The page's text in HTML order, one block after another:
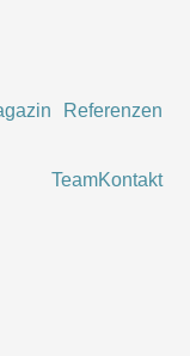
Referenzen
TeamKontakt